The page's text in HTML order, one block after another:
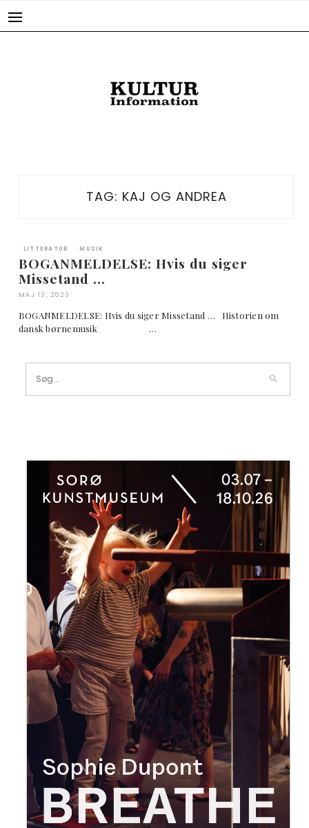
TAG: KAJ OG ANDREA
LITTERATUR MUSIK
BOGANMELDELSE: Hvis du siger
Missetand …
MAJ 13, 2023
BOGANMELDELSE: Hvis du siger Missetand … Historien om
dansk børnemusik …